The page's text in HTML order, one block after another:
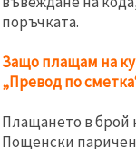
поръчката.
Защо плащам на
„Превод по
Плащането в брой
Пощенски